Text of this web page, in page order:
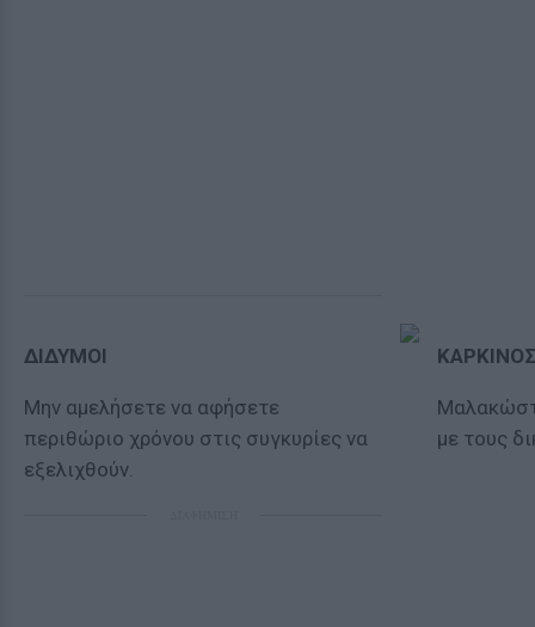
ΔΙΔΥΜΟΙ
Μην αμελήσετε να αφήσετε
περιθώριο χρόνου στις συγκυρίες να
εξελιχθούν.
με τους